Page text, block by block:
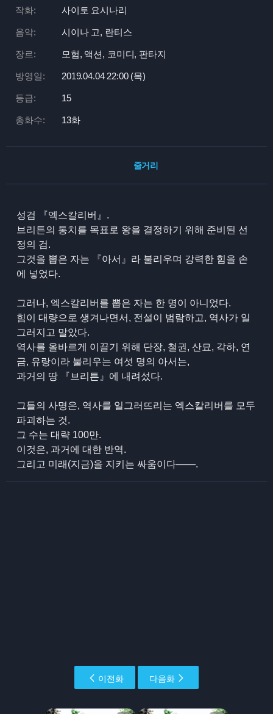
작화: 사이토 요시나리
음악: 시이나 고, 란티스
장르: 모험, 액션, 코미디, 판타지
방영일: 2019.04.04 22:00 (목)
등급: 15
총화수: 13화
줄거리
성검 『엑스칼리버』.
브리튼의 통치를 목표로 왕을 결정하기 위해 준비된 선
정의 검.
그것을 뽑은 자는 『아서』라 불리우며 강력한 힘을 손
에 넣었다.
그러나, 엑스칼리버를 뽑은 자는 한 명이 아니었다.
힘이 대량으로 생겨나면서, 전설이 범람하고, 역사가 일
그러지고 말았다.
역사를 올바르게 이끌기 위해 단장, 철권, 산묘, 각하, 연
금, 유랑이라 불리우는 여섯 명의 아서는,
과거의 땅 『브리튼』에 내려섰다.
그들의 사명은, 역사를 일그러뜨리는 엑스칼리버를 모두
파괴하는 것.
그 수는 대략 100만.
이것은, 과거에 대한 반역.
그리고 미래(지금)을 지키는 싸움이다――.
이전화 다음화